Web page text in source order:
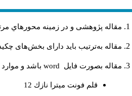
مقاله پژوهشی و در زمینه محورهاي
مقاله به‌ترتیب باید دارای بخش‌های
مقاله بصورت فايل word باشد و
قلم فونت ميترا نازك 12